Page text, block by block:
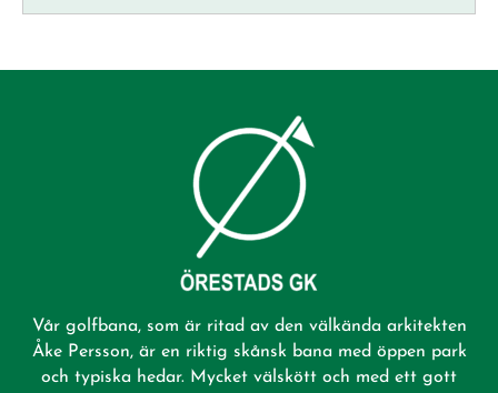
Vår golfbana, som är ritad av den välkända arkitekten
Åke Persson, är en riktig skånsk bana med öppen park
och typiska hedar. Mycket välskött och med ett gott